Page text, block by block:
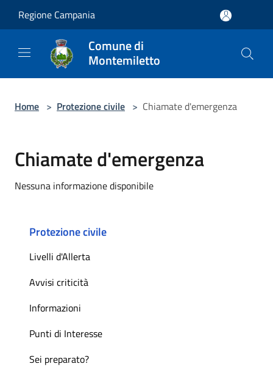
Regione Campania
Comune di
Montemiletto
Home > Protezione civile > Chiamate d'emergenza
Chiamate d'emergenza
Nessuna informazione disponibile
Protezione civile
Livelli d'Allerta
Avvisi criticità
Informazioni
Punti di Interesse
Sei preparato?